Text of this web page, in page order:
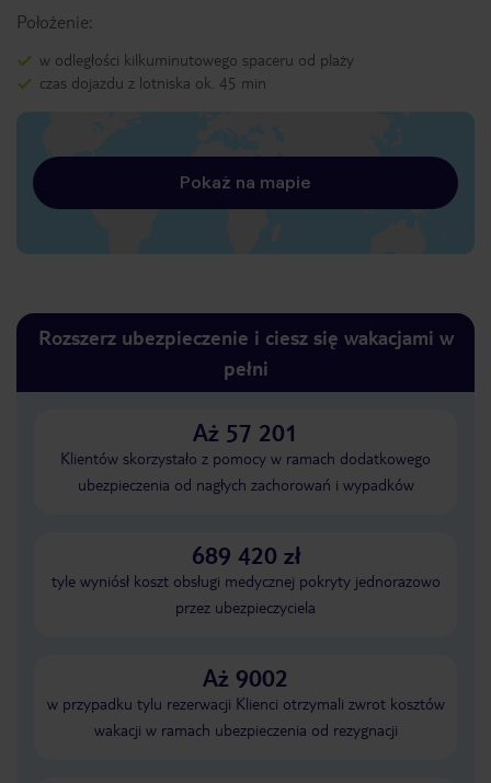
Położenie:
w odległości kilkuminutowego spaceru od plaży
czas dojazdu z lotniska ok. 45 min
Pokaż na mapie
Rozszerz ubezpieczenie i ciesz się wakacjami w
pełni
Aż 57 201
Klientów skorzystało z pomocy w ramach dodatkowego
ubezpieczenia od nagłych zachorowań i wypadków
689 420 zł
tyle wyniósł koszt obsługi medycznej pokryty jednorazowo
przez ubezpieczyciela
Aż 9002
w przypadku tylu rezerwacji Klienci otrzymali zwrot kosztów
wakacji w ramach ubezpieczenia od rezygnacji